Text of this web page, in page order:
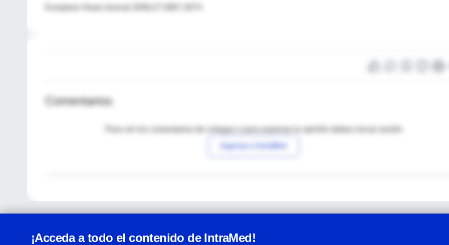
Comentarios
Para ver los comentarios de colegas o para expresar tu opinión debes iniciar sesión
Ingresar a IntraMed
¡Acceda a todo el contenido de IntraMed!